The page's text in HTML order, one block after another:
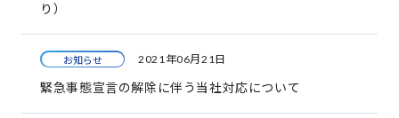
り）
お知らせ 2021年06月21日
緊急事態宣言の解除に伴う当社対応について